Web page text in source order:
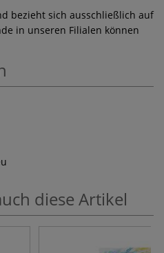
bezieht sich ausschließlich auf
in unseren Filialen können
diese Artikel